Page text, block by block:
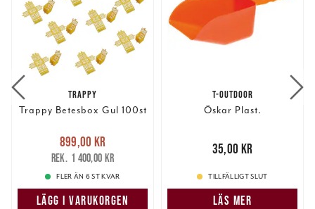
TRAPPY
Trappy Betesbox Gul 100st
Nuvarande pris
899,00 krTidigare pris
1 400,00 kr
899,00 kr
1 400,00 kr
FLER ÄN 6 ST KVAR
LÄGG I VARUKORGEN
T-OUTDOOR
Öskar Plast.
35,00 kr
35,00 kr
TILLFÄLLIGT SLUT
LÄS MER